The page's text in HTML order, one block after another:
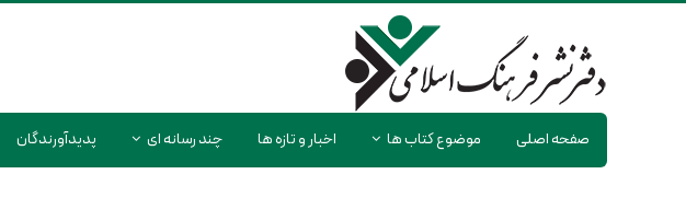
صفحه اصلی موضوع کتاب ها اخبار و تازه ها چند رسانه ای پدیدآورندگان